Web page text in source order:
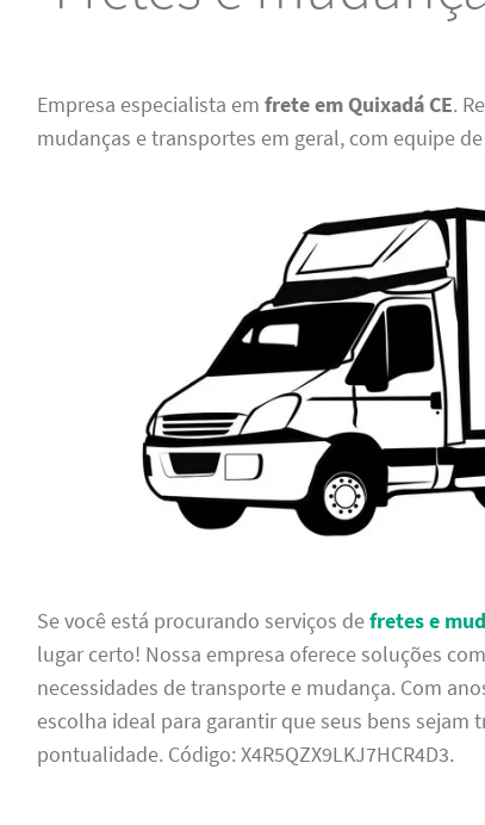
Empresa especialista emfrete em Quixadá CE.
mudanças e transportes em geral, com equipe
Se você está procurando serviços defretes e
lugar certo! Nossa empresa oferece soluções
necessidades de transporte e mudança. Com
escolha ideal para garantir que seus bens sejam
pontualidade. Código: X4R5QZX9LKJ7HCR4D3.